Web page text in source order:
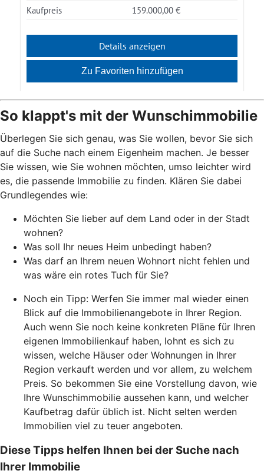
So klappt's mit der Wunschimmobilie
Überlegen Sie sich genau, was Sie wollen, bevor Sie sich
auf die Suche nach einem Eigenheim machen. Je besser
Sie wissen, wie Sie wohnen möchten, umso leichter wird
es, die passende Immobilie zu finden. Klären Sie dabei
Grundlegendes wie:
Möchten Sie lieber auf dem Land oder in der Stadt
wohnen?
Was soll Ihr neues Heim unbedingt haben?
Was darf an Ihrem neuen Wohnort nicht fehlen und
was wäre ein rotes Tuch für Sie?
Noch ein Tipp: Werfen Sie immer mal wieder einen
Blick auf die Immobilienangebote in Ihrer Region.
Auch wenn Sie noch keine konkreten Pläne für Ihren
eigenen Immobilienkauf haben, lohnt es sich zu
wissen, welche Häuser oder Wohnungen in Ihrer
Region verkauft werden und vor allem, zu welchem
Preis. So bekommen Sie eine Vorstellung davon, wie
Ihre Wunschimmobilie aussehen kann, und welcher
Kaufbetrag dafür üblich ist. Nicht selten werden
Immobilien viel zu teuer angeboten.
Diese Tipps helfen Ihnen bei der Suche nach
Ihrer Immobilie